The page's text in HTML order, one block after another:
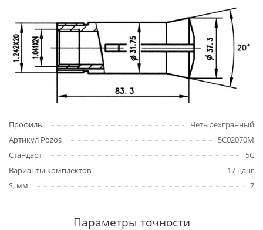
Профиль
Четырехгранный
Артикул Pozos
5C02070M
Стандарт
5C
Варианты комплектов
17 цанг
S, мм
7
Параметры точности